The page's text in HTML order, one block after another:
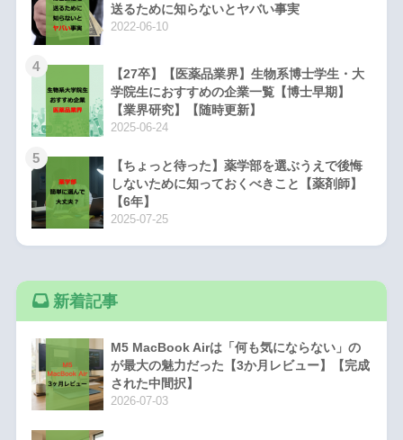
送るために知らないとヤバい事実
2022-06-10
4
【27卒】【医薬品業界】生物系博士学生・大
学院生におすすめの企業一覧【博士早期】
【業界研究】【随時更新】
2025-06-24
5
【ちょっと待った】薬学部を選ぶうえで後悔
しないために知っておくべきこと【薬剤師】
【6年】
2025-07-25
新着記事
M5 MacBook Airは「何も気にならない」の
が最大の魅力だった【3か月レビュー】【完成
された中間択】
2026-07-03